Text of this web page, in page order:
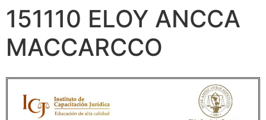
151110 ELOY ANCCA
MACCARCCO